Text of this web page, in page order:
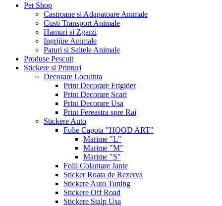
Pet Shop
Castroane si Adapatoare Animale
Custi Transport Animale
Hamuri si Zgarzi
Ingrijire Animale
Paturi si Saltele Animale
Produse Pescuit
Stickere si Printuri
Decorare Locuinta
Print Decorare Frigider
Print Decorare Scari
Print Decorare Usa
Print Fereastra spre Rai
Stickere Auto
Folie Capota "HOOD ART"
Marime "L"
Marime "M"
Marime "S"
Folii Colantare Jante
Sticker Roata de Rezerva
Stickere Auto Tuning
Stickere Off Road
Stickere Stalp Usa